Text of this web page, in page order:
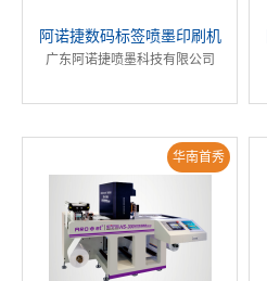
阿诺捷数码标签喷墨印刷机
广东阿诺捷喷墨科技有限公司
华南首秀